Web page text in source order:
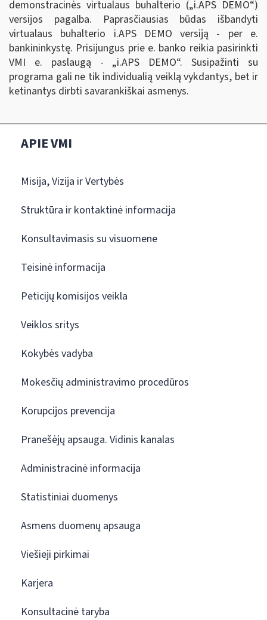
demonstracinės virtualaus buhalterio („i.APS DEMO“)
versijos pagalba. Paprasčiausias būdas išbandyti
virtualaus buhalterio i.APS DEMO versiją - per e.
bankininkystę. Prisijungus prie e. banko reikia pasirinkti
VMI e. paslaugą - „i.APS DEMO“. Susipažinti su
programa gali ne tik individualią veiklą vykdantys, bet ir
ketinantys dirbti savarankiškai asmenys.
APIE VMI
Misija, Vizija ir Vertybės
Struktūra ir kontaktinė informacija
Konsultavimasis su visuomene
Teisinė informacija
Peticijų komisijos veikla
Veiklos sritys
Kokybės vadyba
Mokesčių administravimo procedūros
Korupcijos prevencija
Pranešėjų apsauga. Vidinis kanalas
Administracinė informacija
Statistiniai duomenys
Asmens duomenų apsauga
Viešieji pirkimai
Karjera
Konsultacinė taryba